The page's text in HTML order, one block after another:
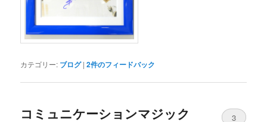
カテゴリー: ブログ |2件のフィードバック
コミュニケーションマジック
3